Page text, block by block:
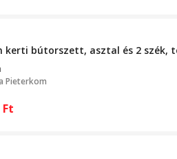
kerti bútorszett, asztal és 2 szék,
Pieterkom
Ft